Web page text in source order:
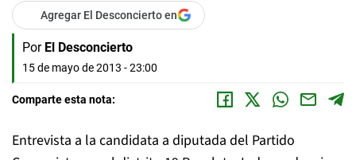
Agregar El Desconcierto en
Por El Desconcierto
15 de mayo de 2013 - 23:00
Comparte esta nota:
Entrevista a la candidata a diputada del Partido